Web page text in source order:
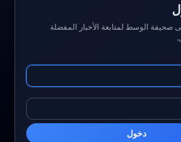
الوسط لمتابعة الأخبار المفضلة
دخول